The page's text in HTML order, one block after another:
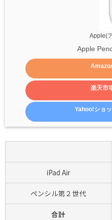
Apple(
Apple
楽天市
Yahoo!ショ
iPad Air
ペンシル第２世代
合計